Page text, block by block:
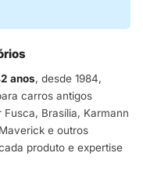
anos, desde 1984,
carros antigos
Brasília, Karmann
e outros
produto e expertise